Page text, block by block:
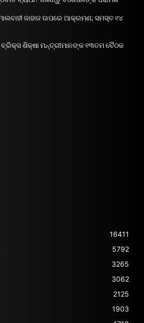
ଜାହାଜ ଉପରେ ଆକ୍ରମଣ; ସମସ୍ତ ୧୪
ଶିକ୍ଷା ମନ୍ତ୍ରୀମାନଙ୍କ ୧୩ତମ ବୈଠକ
16411
5792
3265
3062
2125
1903